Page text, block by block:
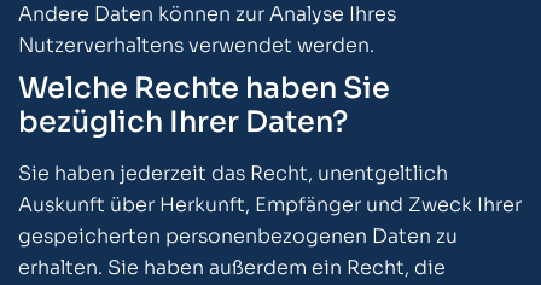
Andere Daten können zur Analyse Ihres
Nutzerverhaltens verwendet werden.
Welche Rechte haben Sie
bezüglich Ihrer Daten?
Sie haben jederzeit das Recht, unentgeltlich
Auskunft über Herkunft, Empfänger und Zweck Ihrer
gespeicherten personenbezogenen Daten zu
erhalten. Sie haben außerdem ein Recht, die